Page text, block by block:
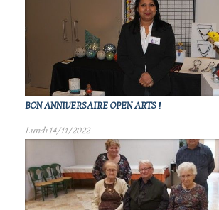
BON ANNIVERSAIRE OPEN ARTS !
Lundi 14/11/2022